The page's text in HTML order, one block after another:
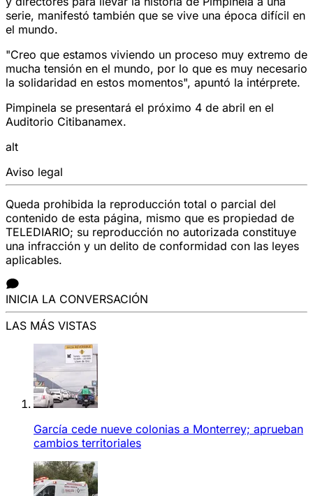
serie, manifestó también que se vive una época difícil en
el mundo.
"Creo que estamos viviendo un proceso muy extremo de
mucha tensión en el mundo, por lo que es muy necesario
la solidaridad en estos momentos", apuntó la intérprete.
Pimpinela se presentará el próximo 4 de abril en el
Auditorio Citibanamex.
alt
Aviso legal
Queda prohibida la reproducción total o parcial del
contenido de esta página, mismo que es propiedad de
TELEDIARIO; su reproducción no autorizada constituye
una infracción y un delito de conformidad con las leyes
aplicables.
INICIA LA CONVERSACIÓN
LAS MÁS VISTAS
García cede nueve colonias a Monterrey; aprueban
cambios territoriales